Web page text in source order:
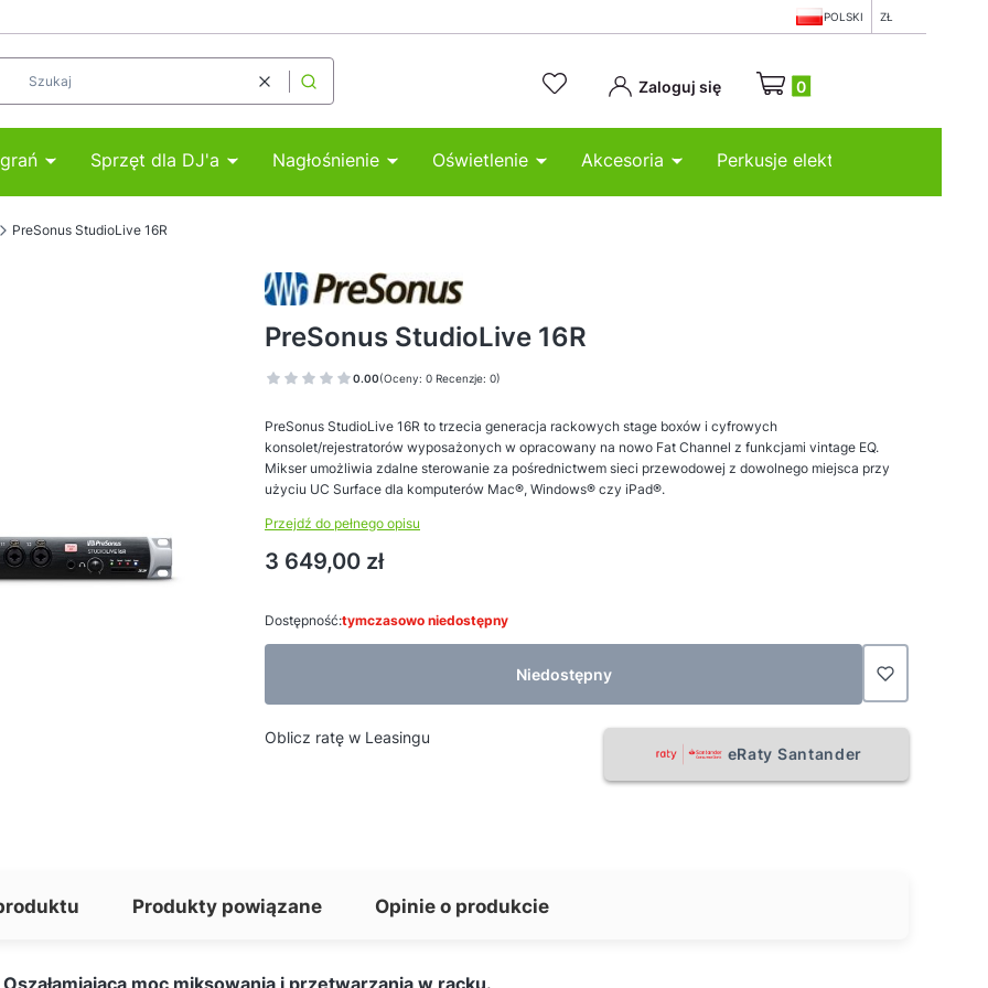
POLSKI ZŁ
WyczyśćSzukaj Zaloguj się Produkty w koszyku: 0. Zobacz
Sprzęt dla DJ'a Nagłośnienie Oświetlenie Akcesoria Perkusje elektroniczne
PreSonus StudioLive 16R
PreSonus StudioLive 16R
0.00(Oceny: 0 Recenzje: 0)
PreSonus StudioLive 16R to trzecia generacja rackowych stage boxów i cyfrowych
konsolet/rejestratorów wyposażonych w opracowany na nowo Fat Channel z funkcjami vintage EQ.
Mikser umożliwia zdalne sterowanie za pośrednictwem sieci przewodowej z dowolnego miejsca przy
użyciu UC Surface dla komputerów Mac®, Windows® czy iPad®.
Przejdź do pełnego opisu
Cena
3 649,00 zł
Dostępność:tymczasowo niedostępny
Niedostępny
Oblicz ratę w Leasingu
eRaty Santander
Produkty powiązane Opinie o produkcie